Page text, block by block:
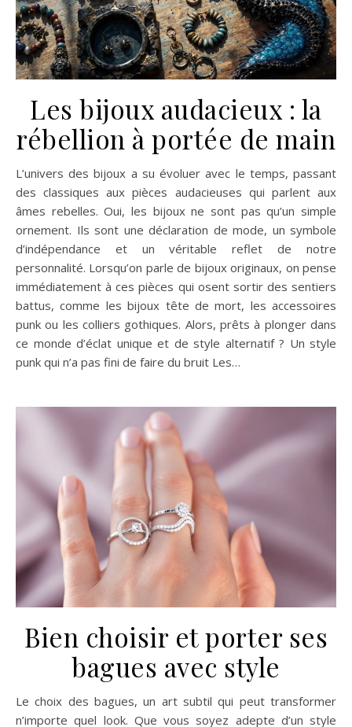
Les bijoux audacieux : la
rébellion à portée de main
L’univers des bijoux a su évoluer avec le temps, passant
des classiques aux pièces audacieuses qui parlent aux
âmes rebelles. Oui, les bijoux ne sont pas qu’un simple
ornement. Ils sont une déclaration de mode, un symbole
d’indépendance et un véritable reflet de notre
personnalité. Lorsqu’on parle de bijoux originaux, on pense
immédiatement à ces pièces qui osent sortir des sentiers
battus, comme les bijoux tête de mort, les accessoires
punk ou les colliers gothiques. Alors, prêts à plonger dans
ce monde d’éclat unique et de style alternatif ? Un style
punk qui n’a pas fini de faire du bruit Les…
Bien choisir et porter ses
bagues avec style
Le choix des bagues, un art subtil qui peut transformer
n’importe quel look. Que vous soyez adepte d’un style